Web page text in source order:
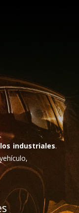
industriales.